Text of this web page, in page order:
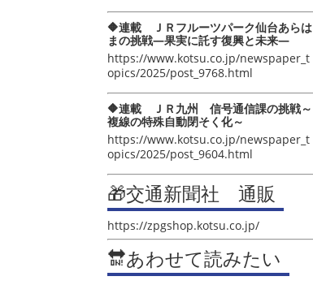
🔶連載 ＪＲフルーツパーク仙台あらは
まの挑戦―果実に託す復興と未来―
https://www.kotsu.co.jp/newspaper_t
opics/2025/post_9768.html
🔶連載 ＪＲ九州 信号通信課の挑戦～
複線の特殊自動閉そく化～
https://www.kotsu.co.jp/newspaper_t
opics/2025/post_9604.html
🎁交通新聞社 通販
https://zpgshop.kotsu.co.jp/
🔛あわせて読みたい